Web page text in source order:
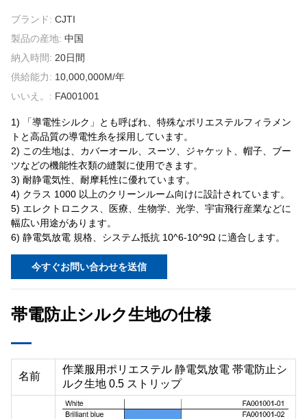
ブランド: CJTI
製品の産地: 中国
納入時間: 20日間
供給能力: 10,000,000M/年
いいえ。: FA001001
1) 「導電性シルク」とも呼ばれ、特殊なポリエステルフィラメン
トと高品質の導電性糸を採用しています。
2) この生地は、カバーオール、スーツ、ジャケット、帽子、ブー
ツなどの機能性衣類の縫製に使用できます。
3) 耐静電気性、耐摩耗性に優れています。
4) クラス 1000 以上のクリーンルーム向けに設計されています。
5) エレクトロニクス、医療、生物学、光学、宇宙飛行産業などに
幅広い用途があります。
6) 静電気放電 規格、システム抵抗 10^6-10^9Ω に適合します。
今すぐお問い合わせを送信
帯電防止シルク生地の仕様
名前
作業服用ポリエステル 静電気放電 帯電防止シ
ルク生地 0.5 ストリップ